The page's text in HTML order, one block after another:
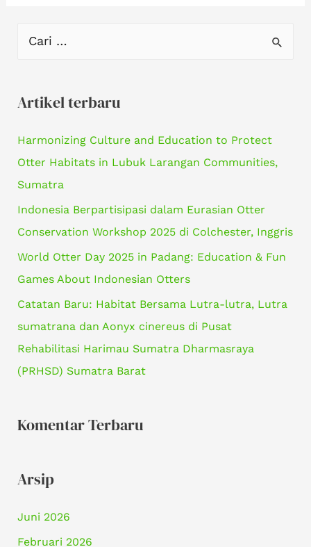
n
t
u
k
:
Artikel terbaru
Harmonizing Culture and Education to Protect
Otter Habitats in Lubuk Larangan Communities,
Sumatra
Indonesia Berpartisipasi dalam Eurasian Otter
Conservation Workshop 2025 di Colchester, Inggris
World Otter Day 2025 in Padang: Education & Fun
Games About Indonesian Otters
Catatan Baru: Habitat Bersama Lutra-lutra, Lutra
sumatrana dan Aonyx cinereus di Pusat
Rehabilitasi Harimau Sumatra Dharmasraya
(PRHSD) Sumatra Barat
Komentar Terbaru
Arsip
Juni 2026
Februari 2026